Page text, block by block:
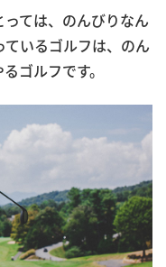
ては、のんびりなん
いるゴルフは、のん
ゴルフです。